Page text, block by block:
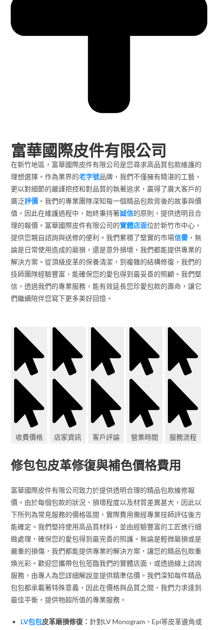
富華國際皮件有限公司
在新竹地區，富華國際皮件有限公司是您尋求高品質包款維護的
理想選擇。作為業界的老字號品牌，我們不僅擁有精湛的工藝，
更以對細節的嚴謹把控和對品質的執著追求，贏得了廣大客戶的
廣泛評價 。我們的專業團隊深知每一個精品包款背後的故事與價
值，因此在維護過程中，始終秉持著誠信的原則，提供透明且合
理的報價。富華國際皮件有限公司的實體店面位於新竹市中心，
提供您親自諮詢與送修的便利。我們累積了堅實的市場信譽，無
論是日常使用造成的磨損，還是意外損壞，我們都能提供專業的
解決方案。從頂級皮革的保養清潔，到複雜的結構修復，我們的
技師團隊經驗豐富，能確保您的愛包得到最妥善的照顧。我們堅
信，透過我們的專業服務，能有效延長您珍愛包款的壽命，讓它
們繼續陪伴您寫下更多美好回憶。
收費價格 店家資訊 客戶評論 營業時間 服務流程
修包包皮革修復與補色價格費用
富華國際皮件有限公司致力於提供透明合理的精品包款維修報
價。由於每個包款的狀況、損壞程度以及材質差異甚大，因此以
下所列為常見服務的價格區間，實際費用需經專業技師評估後方
能確定。我們堅持使用高品質材料，並由經驗豐富的工匠進行細
緻處理，確保您的愛包得到最完善的照護。無論是輕微磨損或是
嚴重的損傷，我們都能提供專業的解決方案，讓您的精品包款重
煥光彩。歡迎您攜帶包包蒞臨我們的實體店面，或透過線上諮詢
服務，由專人為您詳細解說並提供精準估價。我們深知每件精品
包包都承載著特殊意義，因此在價格與品質之間，我們力求達到
最佳平衡，提供物超所值的專業服務。
LV包包皮革磨損修復： 針對LV Monogram、Epi等皮革邊角或